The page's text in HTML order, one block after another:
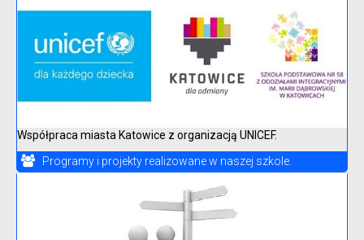
Współpraca miasta Katowice z organizacją UNICEF.
Programy i projekty realizowane w naszej szkole.